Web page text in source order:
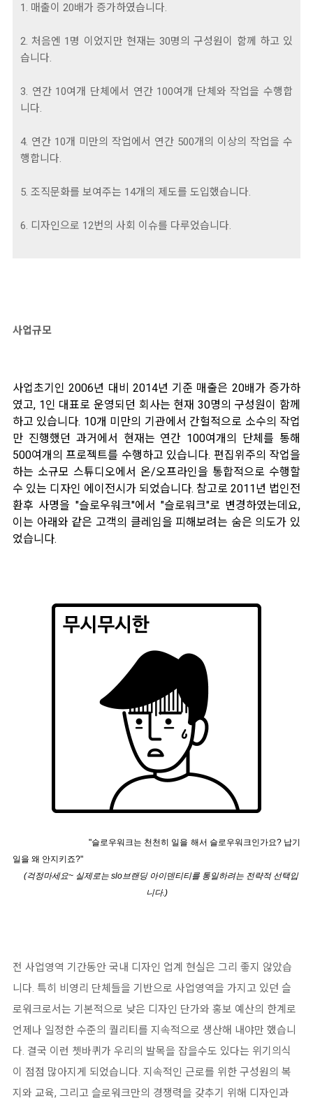
1. 매출이 20배가 증가하였습니다.
2. 처음엔 1명 이었지만 현재는 30명의 구성원이 함께 하고 있
습니다.
3. 연간 10여개 단체에서 연간 100여개 단체와 작업을 수행합
니다.
4. 연간 10개 미만의 작업에서 연간 500개의 이상의 작업을 수
행합니다.
5. 조직문화를 보여주는 14개의 제도를 도입했습니다.
6. 디자인으로 12번의 사회 이슈를 다루었습니다.
사업규모
사업초기인 2006년 대비 2014년 기준 매출은 20배가 증가하
였고, 1인 대표로 운영되던 회사는 현재 30명의 구성원이 함께
하고 있습니다. 10개 미만의 기관에서 간헐적으로 소수의 작업
만 진행했던 과거에서 현재는 연간 100여개의 단체를 통해
500여개의 프로젝트를 수행하고 있습니다. 편집위주의 작업을
하는 소규모 스튜디오에서 온/오프라인을 통합적으로 수행할
수 있는 디자인 에이전시가 되었습니다. 참고로 2011년 법인전
환후 사명을 "슬로우워크"에서 "슬로워크"로 변경하였는데요,
이는 아래와 같은 고객의 클레임을 피해보려는 숨은 의도가 있
었습니다.
"슬로우워크는 천천히 일을 해서 슬로우워크인가요? 납기
일을 왜 안지키죠?"
(걱정마세요~ 실제로는 slo브랜딩 아이덴티티를 통일하려는 전략적 선택입
니다.)
전 사업영역 기간동안 국내 디자인 업계 현실은 그리 좋지 않았습
니다. 특히 비영리 단체들을 기반으로 사업영역을 가지고 있던 슬
로워크로서는 기본적으로 낮은 디자인 단가와 홍보 예산의 한계로
언제나 일정한 수준의 퀄리티를 지속적으로 생산해 내야만 했습니
다. 결국 이런 쳇바퀴가 우리의 발목을 잡을수도 있다는 위기의식
이 점점 많아지게 되었습니다. 지속적인 근로를 위한 구성원의 복
지와 교육, 그리고 슬로워크만의 경쟁력을 갖추기 위해 디자인과